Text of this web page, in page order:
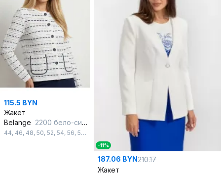
115.5 BYN
Жакет
Belange 2200 бело-синий
44, 46, 48, 50, 52, 54, 56, 58 ,
-11%
187.06 BYN210.17
Жакет